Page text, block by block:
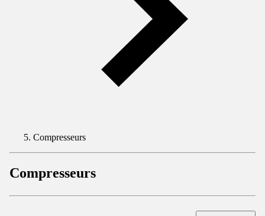
Compresseurs
Compresseurs